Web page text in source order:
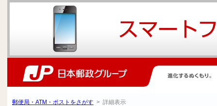
郵便局・ATM・ポストをさがす > 詳細表示